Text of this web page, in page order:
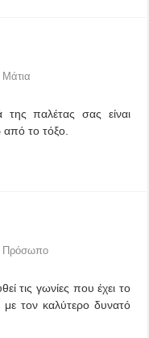
Μάτια
παλέτας σας είναι
το τόξο.
Πρόσωπο
τις γωνίες που έχει το
τον καλύτερο δυνατό